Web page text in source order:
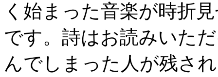
く始まった音楽が時折
です。詩はお読みいた
んでしまった人が残さ